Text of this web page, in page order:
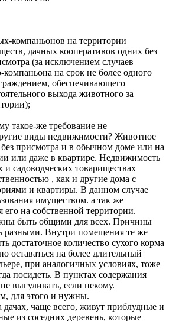
компаньонов на территории
дачных кооперативов одних без
(за исключением случаев
на срок не более одного
обеспечивающего
выхода животного за
такое-же требование не
виды недвижимости? Животное
без присмотра и в обычном доме или на
или даже в квартире. Недвижимость
и садоводческих товариществах
, как и другие дома с
и квартиры. В данном случае
имуществом. а так же
на собственной территории.
быть общими для всех. Причины
разными. Внутри помещения те же
достаточное количество сухого корма
оставаться на более длительный
при аналогичных условиях, тоже
посидеть. В пунктах содержания
выгуливать, если некому.
для этого и нужны.
чаще всего, живут приблудные и
из соседних деревень, которые